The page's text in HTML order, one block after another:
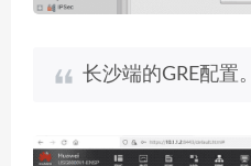
长沙端的GRE配置。